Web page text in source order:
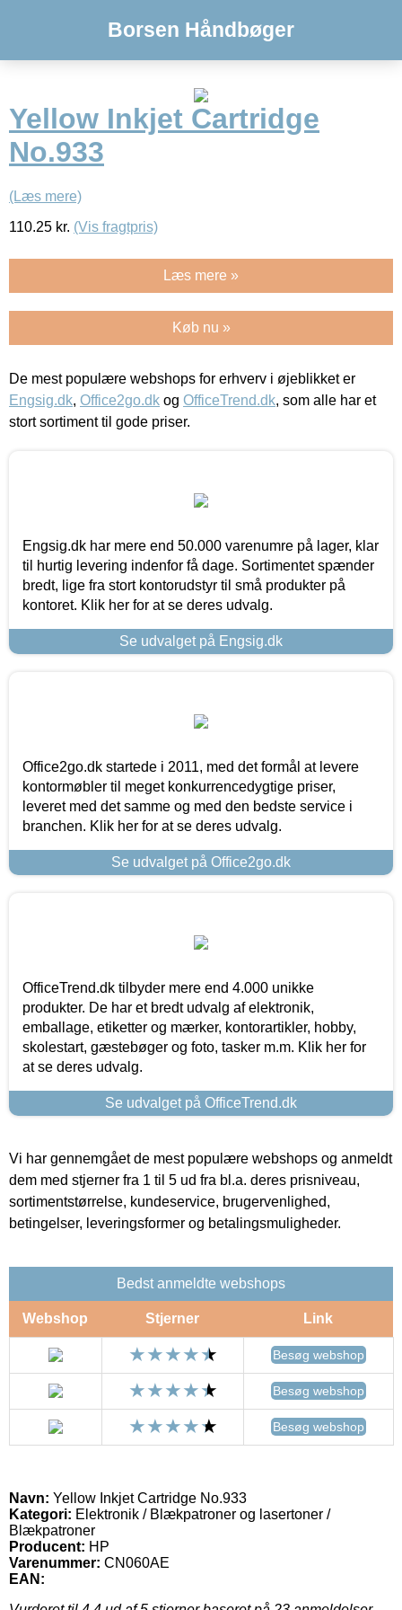
Borsen Håndbøger
Yellow Inkjet Cartridge
No.933
(Læs mere)
110.25 kr. (Vis fragtpris)
Læs mere »
Køb nu »
De mest populære webshops for erhverv i øjeblikket er
Engsig.dk, Office2go.dk og OfficeTrend.dk, som alle har et
stort sortiment til gode priser.
Engsig.dk har mere end 50.000 varenumre på lager, klar
til hurtig levering indenfor få dage. Sortimentet spænder
bredt, lige fra stort kontorudstyr til små produkter på
kontoret. Klik her for at se deres udvalg.
Se udvalget på Engsig.dk
Office2go.dk startede i 2011, med det formål at levere
kontormøbler til meget konkurrencedygtige priser,
leveret med det samme og med den bedste service i
branchen. Klik her for at se deres udvalg.
Se udvalget på Office2go.dk
OfficeTrend.dk tilbyder mere end 4.000 unikke
produkter. De har et bredt udvalg af elektronik,
emballage, etiketter og mærker, kontorartikler, hobby,
skolestart, gæstebøger og foto, tasker m.m. Klik her for
at se deres udvalg.
Se udvalget på OfficeTrend.dk
Vi har gennemgået de mest populære webshops og anmeldt
dem med stjerner fra 1 til 5 ud fra bl.a. deres prisniveau,
sortimentstørrelse, kundeservice, brugervenlighed,
betingelser, leveringsformer og betalingsmuligheder.
Bedst anmeldte webshops
Webshop Stjerner Link
Besøg webshop
Besøg webshop
Besøg webshop
Navn: Yellow Inkjet Cartridge No.933
Kategori: Elektronik / Blækpatroner og lasertoner /
Blækpatroner
Producent: HP
Varenummer: CN060AE
EAN: